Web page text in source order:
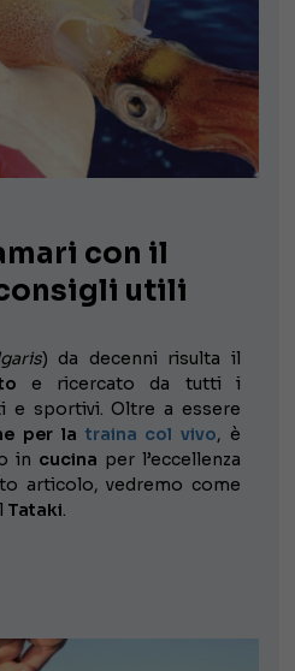
con il
utili
) da decenni risulta il
e ricercato da tutti i
e sportivi. Oltre a essere
per la traina col vivo, è
in cucina per l’eccellenza
articolo, vedremo come
Tataki.